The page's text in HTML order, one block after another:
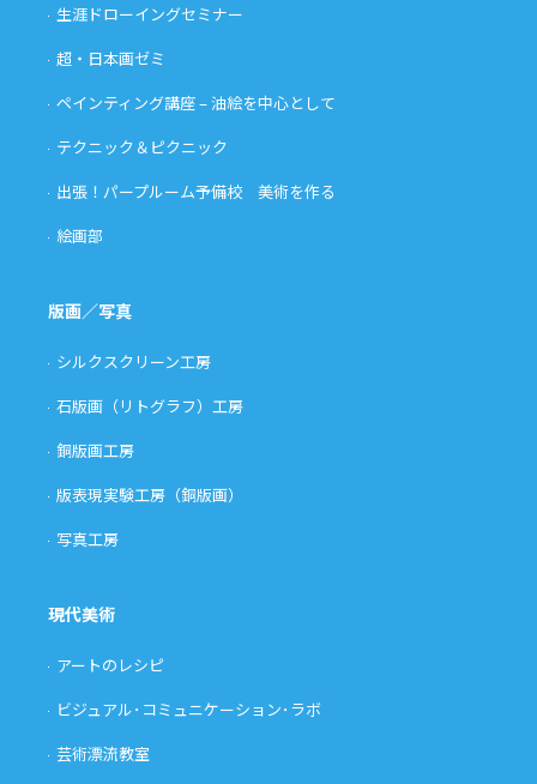
生涯ドローイングセミナー
超・日本画ゼミ
ペインティング講座 – 油絵を中心として
テクニック＆ピクニック
出張！パープルーム予備校 美術を作る
絵画部
版画／写真
シルクスクリーン工房
石版画（リトグラフ）工房
銅版画工房
版表現実験工房（銅版画）
写真工房
現代美術
アートのレシピ
ビジュアル･コミュニケーション･ラボ
芸術漂流教室